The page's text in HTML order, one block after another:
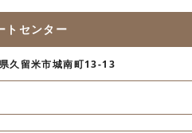
トセンター
留米市城南町13-13